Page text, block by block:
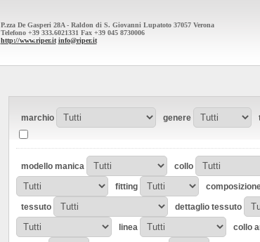
P.zza De Gasperi 28A - Raldon di S. Giovanni Lupatoto 37057 Verona
Telefono +39 333.6021331 Fax +39 045 8730006
http://www.riper.it info@riper.it
marchio genere
modello manica collo
fitting
tessuto dettaglio tessuto
linea collo